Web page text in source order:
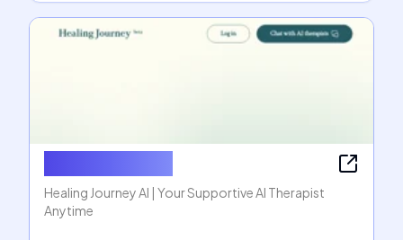
Healing Journey AI | Your Supportive AI Therapist
Anytime